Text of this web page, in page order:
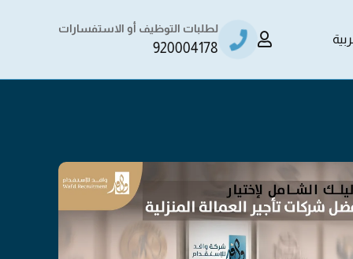
لطلبات التوظيف أو الاستفسارات
920004178